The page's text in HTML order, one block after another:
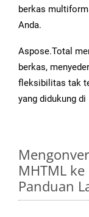
berkas
Anda.
Aspose.Total
berkas,
fleksibilitas tak
yang didukung
MHTML
Panduan